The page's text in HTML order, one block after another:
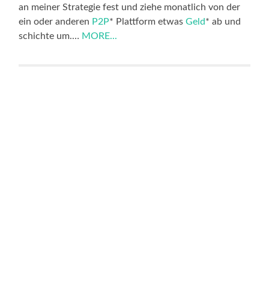
an meiner Strategie fest und ziehe monatlich von der
ein oder anderen P2P* Plattform etwasGeld* ab und
schichte um.… MORE...